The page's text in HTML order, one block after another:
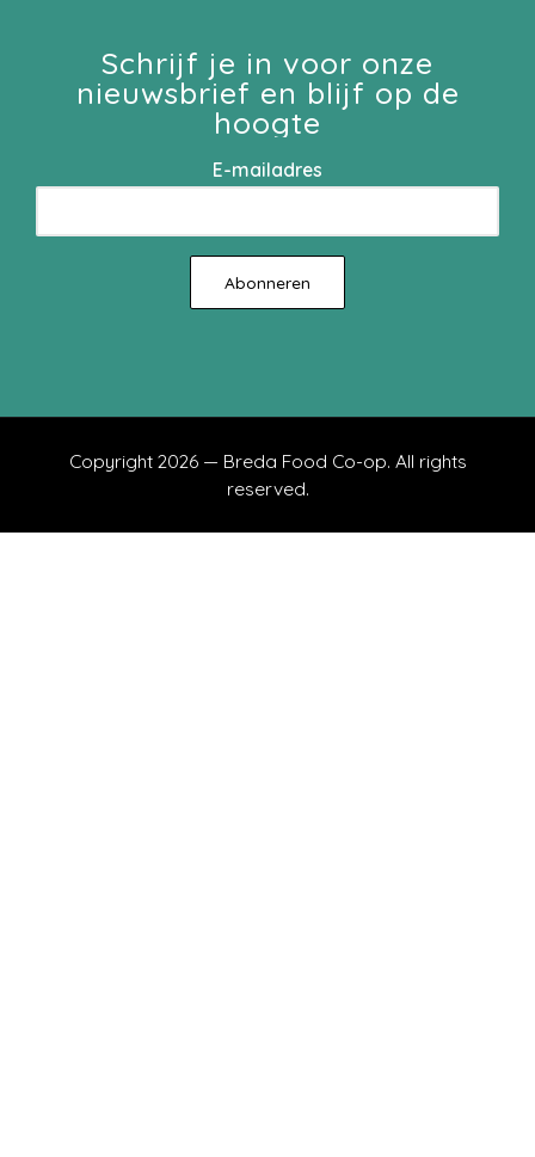
Schrijf je in voor onze
nieuwsbrief en blijf op de
hoogte
E-mailadres
Copyright 2026 — Breda Food Co-op. All rights
reserved.